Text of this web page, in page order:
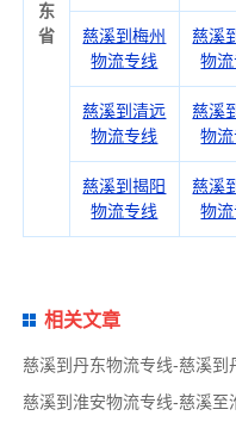
东
省
慈溪到梅州
物流专线
慈溪
物
慈溪到清远
物流专线
慈溪
物
慈溪到揭阳
物流专线
慈溪
物
相关文章
慈溪到丹东物流专线-慈溪到
慈溪到淮安物流专线-慈溪至